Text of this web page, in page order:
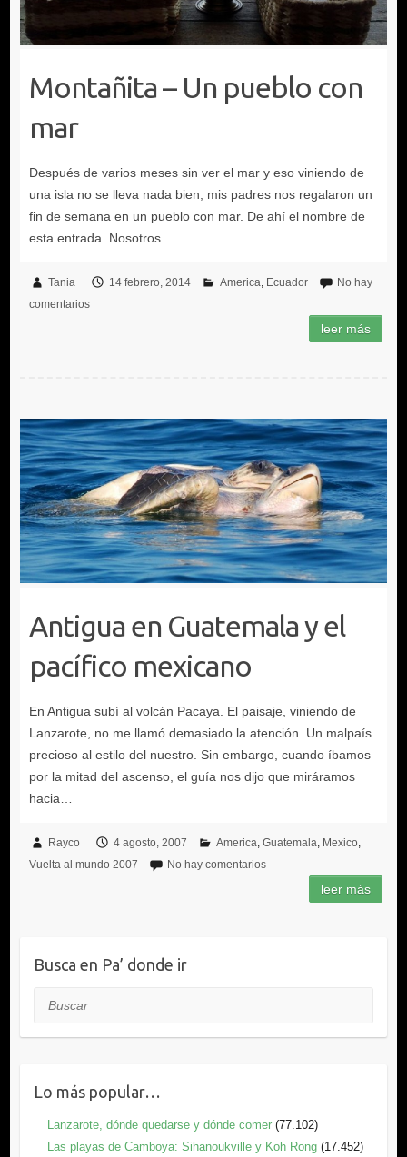
Montañita – Un pueblo con
mar
Tania 14 febrero, 2014 America Ecuador
No hay
comentarios
Antigua en Guatemala y el
pacífico mexicano
Rayco 4 agosto, 2007 America Guatemala Mexico
Vuelta al mundo 2007
No hay comentarios
Busca en Pa’ donde ir
Buscar
Lo más popular…
Lanzarote, dónde quedarse y dónde comer (77.102)
Las playas de Camboya: Sihanoukville y Koh Rong (17.452)